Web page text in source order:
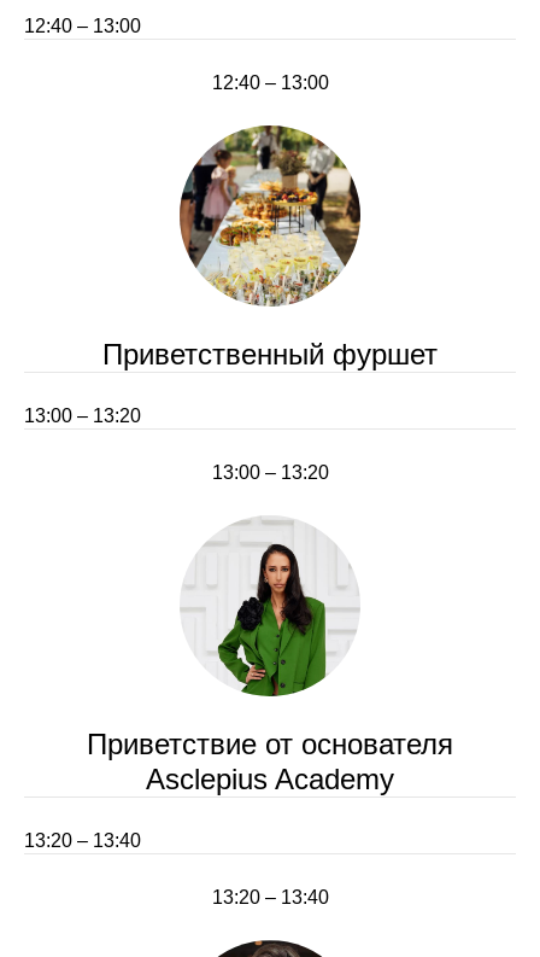
12:40 – 13:00
12:40 – 13:00
Приветственный фуршет
13:00 – 13:20
13:00 – 13:20
Приветствие от основателя
Asclepius Academy
13:20 – 13:40
13:20 – 13:40